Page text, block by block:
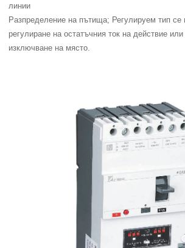
линии
Разпределение на пътища; Регулируем тип се
регулиране на остатъчния ток на действие
изключване на място.